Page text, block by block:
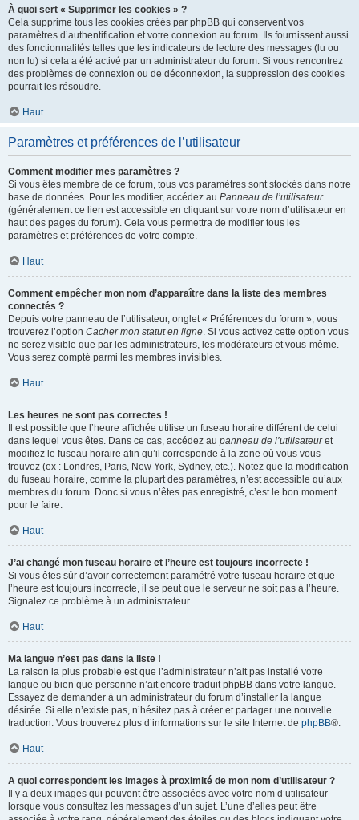
À quoi sert « Supprimer les cookies » ?
Cela supprime tous les cookies créés par phpBB qui conservent vos
paramètres d’authentification et votre connexion au forum. Ils fournissent aussi
des fonctionnalités telles que les indicateurs de lecture des messages (lu ou
non lu) si cela a été activé par un administrateur du forum. Si vous rencontrez
des problèmes de connexion ou de déconnexion, la suppression des cookies
pourrait les résoudre.
Haut
Paramètres et préférences de l’utilisateur
Comment modifier mes paramètres ?
Si vous êtes membre de ce forum, tous vos paramètres sont stockés dans notre
base de données. Pour les modifier, accédez au Panneau de l’utilisateur
(généralement ce lien est accessible en cliquant sur votre nom d’utilisateur en
haut des pages du forum). Cela vous permettra de modifier tous les
paramètres et préférences de votre compte.
Haut
Comment empêcher mon nom d’apparaître dans la liste des membres
connectés ?
Depuis votre panneau de l’utilisateur, onglet « Préférences du forum », vous
trouverez l’option Cacher mon statut en ligne. Si vous activez cette option vous
ne serez visible que par les administrateurs, les modérateurs et vous-même.
Vous serez compté parmi les membres invisibles.
Haut
Les heures ne sont pas correctes !
Il est possible que l’heure affichée utilise un fuseau horaire différent de celui
dans lequel vous êtes. Dans ce cas, accédez au panneau de l’utilisateuret
modifiez le fuseau horaire afin qu’il corresponde à la zone où vous vous
trouvez (ex : Londres, Paris, New York, Sydney, etc.). Notez que la modification
du fuseau horaire, comme la plupart des paramètres, n’est accessible qu’aux
membres du forum. Donc si vous n’êtes pas enregistré, c’est le bon moment
pour le faire.
Haut
J’ai changé mon fuseau horaire et l’heure est toujours incorrecte !
Si vous êtes sûr d’avoir correctement paramétré votre fuseau horaire et que
l’heure est toujours incorrecte, il se peut que le serveur ne soit pas à l’heure.
Signalez ce problème à un administrateur.
Haut
Ma langue n’est pas dans la liste !
La raison la plus probable est que l’administrateur n’ait pas installé votre
langue ou bien que personne n’ait encore traduit phpBB dans votre langue.
Essayez de demander à un administrateur du forum d’installer la langue
désirée. Si elle n’existe pas, n’hésitez pas à créer et partager une nouvelle
traduction. Vous trouverez plus d’informations sur le site Internet de phpBB®.
Haut
A quoi correspondent les images à proximité de mon nom d’utilisateur ?
Il y a deux images qui peuvent être associées avec votre nom d’utilisateur
lorsque vous consultez les messages d’un sujet. L’une d’elles peut être